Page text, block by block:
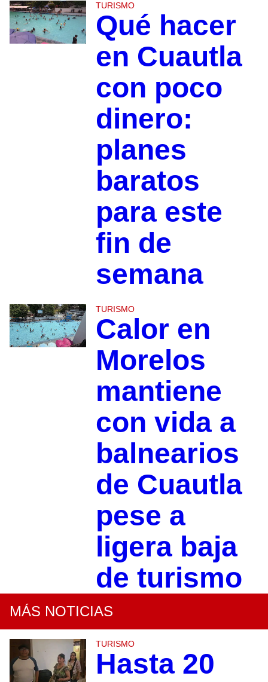
TURISMO
Qué hacer
en Cuautla
con poco
dinero:
planes
baratos
para este
fin de
semana
TURISMO
Calor en
Morelos
mantiene
con vida a
balnearios
de Cuautla
pese a
ligera baja
de turismo
MÁS NOTICIAS
TURISMO
Hasta 20